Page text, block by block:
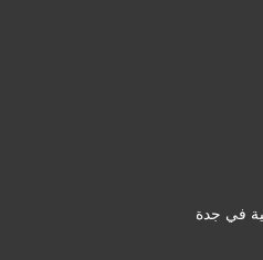
في جدة